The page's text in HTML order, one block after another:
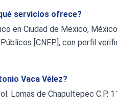
servicios ofrece?
en Ciudad de Mexico,
[CNFP], con perfil
Vaca Vélez?
Lomas de Chapultepec C.P.